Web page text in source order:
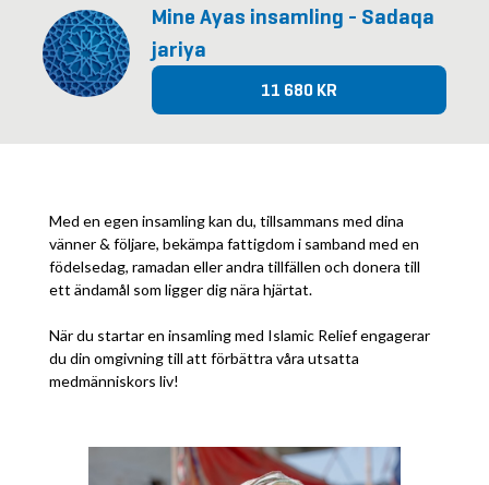
Mine Ayas insamling - Sadaqa
jariya
11 680 KR
Med en egen insamling kan du, tillsammans med dina
vänner & följare, bekämpa fattigdom i samband med en
födelsedag, ramadan eller andra tillfällen och donera till
ett ändamål som ligger dig nära hjärtat.
När du startar en insamling med Islamic Relief engagerar
du din omgivning till att förbättra våra utsatta
medmänniskors liv!